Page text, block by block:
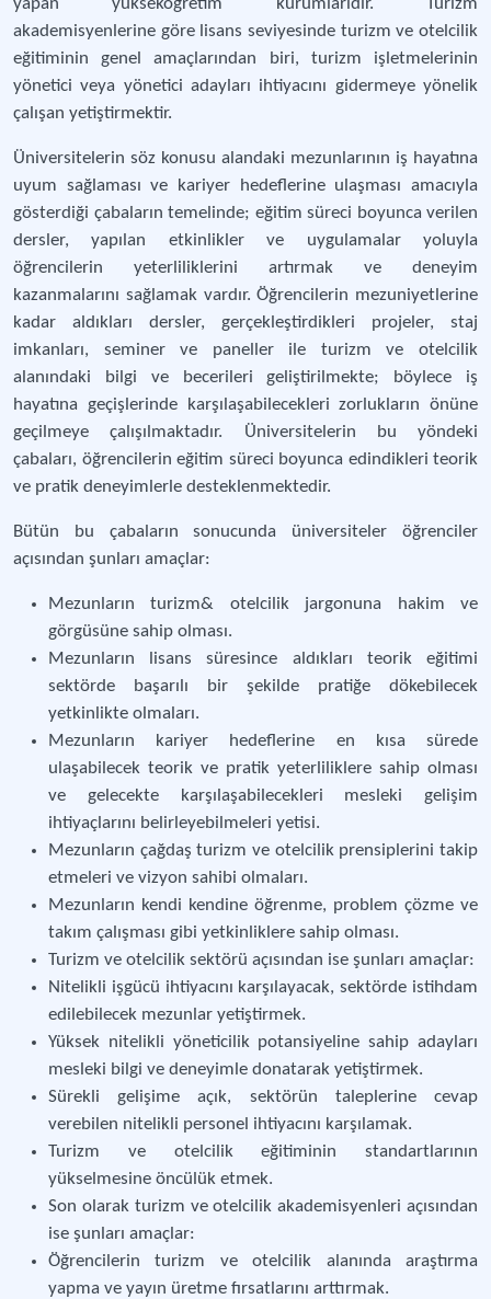
yapan yükseköğretim kurumlarıdır. Turizm
akademisyenlerine göre lisans seviyesinde turizm ve otelcilik
eğitiminin genel amaçlarından biri, turizm işletmelerinin
yönetici veya yönetici adayları ihtiyacını gidermeye yönelik
çalışan yetiştirmektir.
Üniversitelerin söz konusu alandaki mezunlarının iş hayatına
uyum sağlaması ve kariyer hedeflerine ulaşması amacıyla
gösterdiği çabaların temelinde; eğitim süreci boyunca verilen
dersler, yapılan etkinlikler ve uygulamalar yoluyla
öğrencilerin yeterliliklerini artırmak ve deneyim
kazanmalarını sağlamak vardır. Öğrencilerin mezuniyetlerine
kadar aldıkları dersler, gerçekleştirdikleri projeler, staj
imkanları, seminer ve paneller ile turizm ve otelcilik
alanındaki bilgi ve becerileri geliştirilmekte; böylece iş
hayatına geçişlerinde karşılaşabilecekleri zorlukların önüne
geçilmeye çalışılmaktadır. Üniversitelerin bu yöndeki
çabaları, öğrencilerin eğitim süreci boyunca edindikleri teorik
ve pratik deneyimlerle desteklenmektedir.
Bütün bu çabaların sonucunda üniversiteler öğrenciler
açısından şunları amaçlar:
Mezunların turizm& otelcilik jargonuna hakim ve
görgüsüne sahip olması.
Mezunların lisans süresince aldıkları teorik eğitimi
sektörde başarılı bir şekilde pratiğe dökebilecek
yetkinlikte olmaları.
Mezunların kariyer hedeflerine en kısa sürede
ulaşabilecek teorik ve pratik yeterliliklere sahip olması
ve gelecekte karşılaşabilecekleri mesleki gelişim
ihtiyaçlarını belirleyebilmeleri yetisi.
Mezunların çağdaş turizm ve otelcilik prensiplerini takip
etmeleri ve vizyon sahibi olmaları.
Mezunların kendi kendine öğrenme, problem çözme ve
takım çalışması gibi yetkinliklere sahip olması.
Turizm ve otelcilik sektörü açısından ise şunları amaçlar:
Nitelikli işgücü ihtiyacını karşılayacak, sektörde istihdam
edilebilecek mezunlar yetiştirmek.
Yüksek nitelikli yöneticilik potansiyeline sahip adayları
mesleki bilgi ve deneyimle donatarak yetiştirmek.
Sürekli gelişime açık, sektörün taleplerine cevap
verebilen nitelikli personel ihtiyacını karşılamak.
Turizm ve otelcilik eğitiminin standartlarının
yükselmesine öncülük etmek.
Son olarak turizm ve otelcilik akademisyenleri açısından
ise şunları amaçlar:
Öğrencilerin turizm ve otelcilik alanında araştırma
yapma ve yayın üretme fırsatlarını arttırmak.